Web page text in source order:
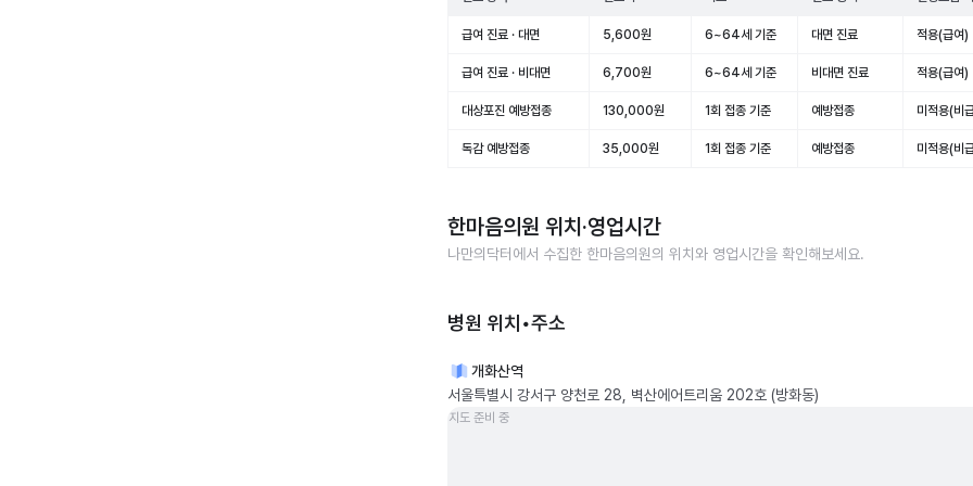
급여 진료 · 대면 5,600원 6~64세 기준 대면 진료 적용(급여)
급여 진료 · 비대면 6,700원 6~64세 기준 비대면 진료 적용(급여)
대상포진 예방접종 130,000원 1회 접종 기준 예방접종 미적용(비
독감 예방접종 35,000원 1회 접종 기준 예방접종 미적용(비
한마음의원 위치·영업시간
나만의닥터에서 수집한 한마음의원의 위치와 영업시간을 확인해보세요.
병원 위치•주소
개화산역
서울특별시 강서구 양천로 28, 벽산에어트리움 202호 (방화동)
지도 준비 중